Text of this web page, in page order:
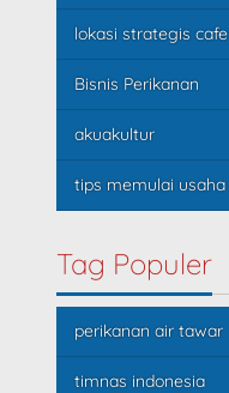
lokasi strategis cafe
Bisnis Perikanan
akuakultur
tips memulai usaha
Tag Populer
perikanan air tawar
timnas indonesia